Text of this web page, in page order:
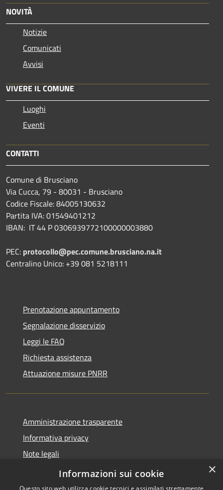
NOVITÀ
Notizie
Comunicati
Avvisi
VIVERE IL COMUNE
Luoghi
Eventi
CONTATTI
Comune di Brusciano
Via Cucca, 79 - 80031 - Brusciano
Codice Fiscale: 84005130632
Partita IVA: 01549401212
IBAN: IT 44 P 0306939772100000003880
PEC: protocollo@pec.comune.brusciano.na.it
Centralino Unico: +39 081 5218111
Prenotazione appuntamento
Segnalazione disservizio
Leggi le FAQ
Richiesta assistenza
Attuazione misure PNRR
Amministrazione trasparente
Informativa privacy
Note legali
Dichiarazione di accessibilità
×
Informazioni sui cookie
Questo sito web utilizza cookie tecnici e assimilati strettamente